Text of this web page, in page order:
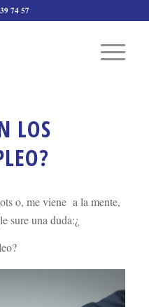
74 57
LOS
o, me viene a la mente,
sure una duda:¿